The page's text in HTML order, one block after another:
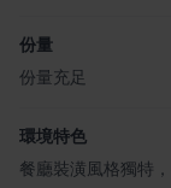
份量
份量充足
環境特色
餐廳裝潢風格獨特